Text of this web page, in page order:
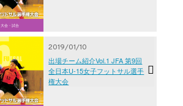
大会・試合
2019/01/10
出場チーム紹介Vol.1 JFA 第9回
全日本U-15女子フットサル選手
権大会